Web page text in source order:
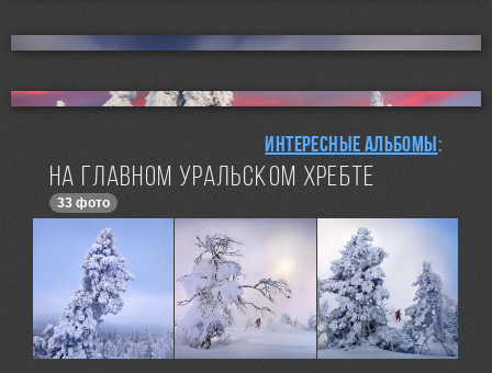
Интересные альбомы:
На Главном Уральском хребте
33 фото